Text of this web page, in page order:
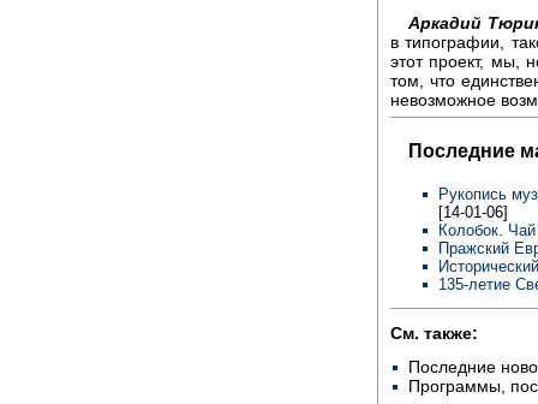
Аркадий
в типографии,
этот проект, мы,
том, что
невозможное
Последние
Рукопись
[14-01-06]
Колобок.
Пражский
135-летие
См. также:
Последние
Программы,